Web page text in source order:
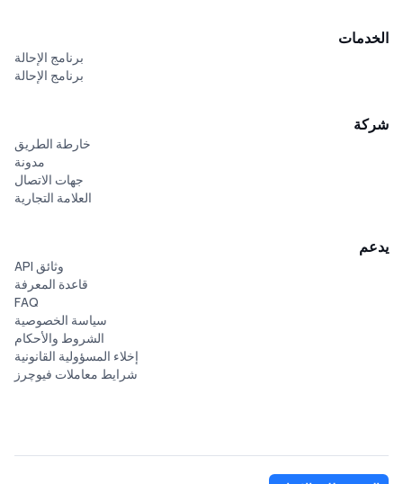
الخدمات
برنامج الإحالة
برنامج الإحالة
شركة
خارطة الطريق
مدونة
جهات الاتصال
العلامة التجارية
يدعم
وثائق API
قاعدة المعرفة
FAQ
سياسة الخصوصية
الشروط والأحكام
إخلاء المسؤولية القانونية
شرایط معاملات فیوچرز